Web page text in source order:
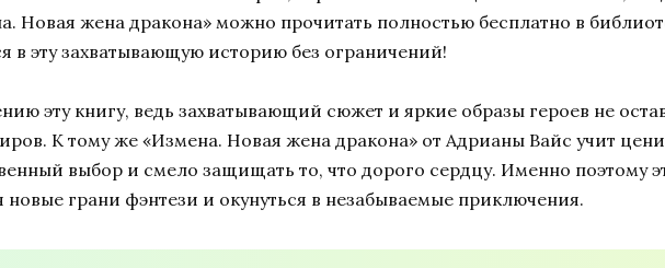
Новая жена дракона» можно прочитать полностью бесплатно в
в эту захватывающую историю без ограничений!
эту книгу, ведь захватывающий сюжет и яркие образы героев не
К тому же «Измена. Новая жена дракона» от Адрианы Вайс учит
выбор и смело защищать то, что дорого сердцу. Именно поэтому
новые грани фэнтези и окунуться в незабываемые приключения.